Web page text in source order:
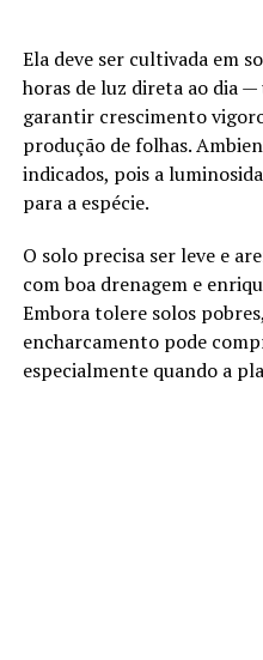
Ela deve ser cultivada em
horas de luz direta ao dia
garantir crescimento
produção de folhas.
indicados, pois a
para a espécie.
O solo precisa ser leve e
com boa drenagem e
Embora tolere solos
encharcamento pode
especialmente quando a